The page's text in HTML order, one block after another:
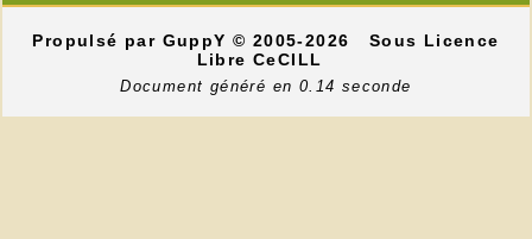
Propulsé par GuppY© 2005-2026
Sous Licence
Libre CeCILL
Document généré en 0.14 seconde